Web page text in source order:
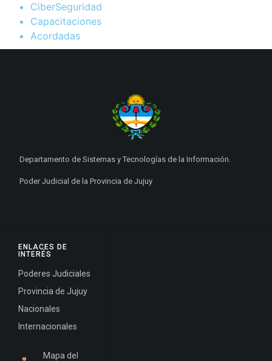
CiberSeguridad
Capacitaciones
Acordadas
ENLACES DE
INTERÉS
Poderes Judiciales
Provincia de Jujuy
Nacionales
Internacionales
Mapa del
Departamento de Sistemas y Tecnologías de la Información.
Poder Judicial de la Provincia de Jujuy